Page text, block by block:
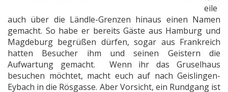
eile
auch über die Ländle-Grenzen hinaus einen Namen
gemacht. So habe er bereits Gäste aus Hamburg und
Magdeburg begrüßen dürfen, sogar aus Frankreich
hatten Besucher ihm und seinen Geistern die
Aufwartung gemacht. Wenn ihr das Gruselhaus
besuchen möchtet, macht euch auf nach Geislingen-
Eybach in die Rösgasse. Aber Vorsicht, ein Rundgang ist